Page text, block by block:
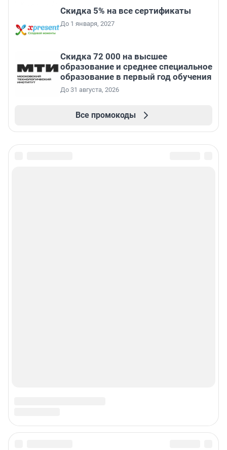
Скидка 5% на все сертификаты
До 1 января, 2027
Скидка 72 000 на высшее
образование и среднее специальное
образование в первый год обучения
До 31 августа, 2026
Все промокоды